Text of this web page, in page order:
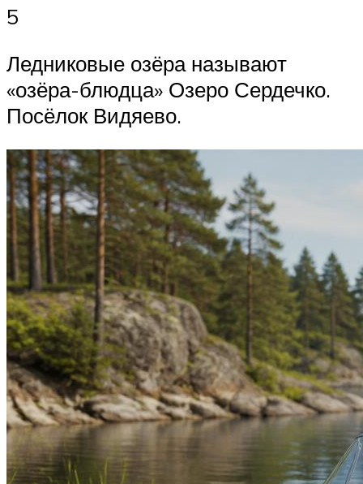
5
Ледниковые озёра называют
«озёра-блюдца» Озеро Сердечко.
Посёлок Видяево.